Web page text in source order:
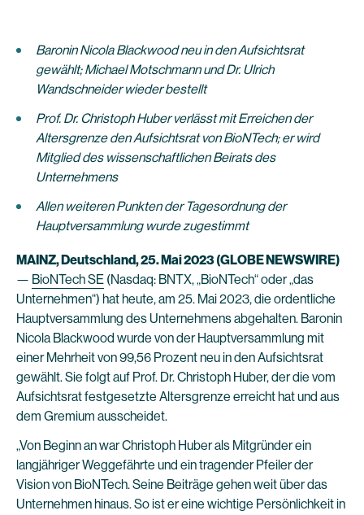
Baronin Nicola Blackwood neu in den Aufsichtsrat
gewählt; Michael Motschmann und Dr. Ulrich
Wandschneider wieder bestellt
Prof. Dr. Christoph Huber verlässt mit Erreichen der
Altersgrenze den Aufsichtsrat von BioNTech; er wird
Mitglied des wissenschaftlichen Beirats des
Unternehmens
Allen weiteren Punkten der Tagesordnung der
Hauptversammlung wurde zugestimmt
MAINZ, Deutschland, 25. Mai 2023 (GLOBE NEWSWIRE)
— BioNTech SE (Nasdaq: BNTX, „BioNTech“ oder „das
Unternehmen“) hat heute, am 25. Mai 2023, die ordentliche
Hauptversammlung des Unternehmens abgehalten. Baronin
Nicola Blackwood wurde von der Hauptversammlung mit
einer Mehrheit von 99,56 Prozent neu in den Aufsichtsrat
gewählt. Sie folgt auf Prof. Dr. Christoph Huber, der die vom
Aufsichtsrat festgesetzte Altersgrenze erreicht hat und aus
dem Gremium ausscheidet.
„Von Beginn an war Christoph Huber als Mitgründer ein
langjähriger Weggefährte und ein tragender Pfeiler der
Vision von BioNTech. Seine Beiträge gehen weit über das
Unternehmen hinaus. So ist er eine wichtige Persönlichkeit in